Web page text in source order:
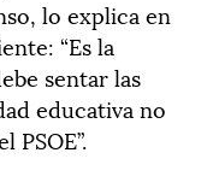
lo explica en
“Es la
sentar las
educativa no
PSOE”.